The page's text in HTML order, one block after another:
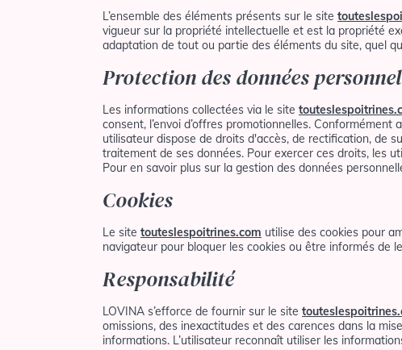
L’ensemble des éléments présents sur le site
vigueur sur la propriété intellectuelle et est la propriété
adaptation de tout ou partie des éléments du site, quel
Protection des données
Les informations collectées via le site
consent, l’envoi d’offres promotionnelles.
utilisateur dispose de droits d'accès, de rectification, de
traitement de ses données. Pour exercer ces droits, les
Pour en savoir plus sur la gestion des données
Cookies
Le site touteslespoitrines.com utilise des cookies pour
navigateur pour bloquer les cookies ou être informés de
Responsabilité
LOVINA s’efforce de fournir sur le site
omissions, des inexactitudes et des carences dans la
informations. L’utilisateur reconnaît utiliser les